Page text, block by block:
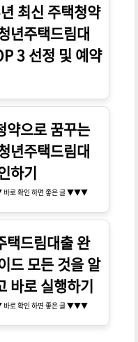
최신 주택청약
년주택드림대
3 선정 및 예약
로 확인 하면 좋은 글 ▼▼▼
약으로 꿈꾸는
년주택드림대
하기
로 확인 하면 좋은 글 ▼▼▼
택드림대출 완
드 모든 것을 알
바로 실행하기
로 확인 하면 좋은 글 ▼▼▼